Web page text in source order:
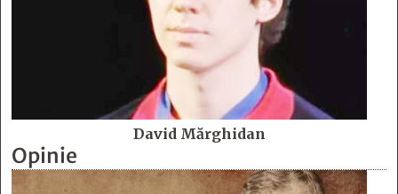
David Mărghidan
Opinie